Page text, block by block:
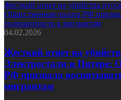
Жесткий ответ на убийства
Общественная палата РФ
толерантность к мигрантам
04.02.2026
Жесткий ответ на
Электростали и Питере:
РФ призвала
мигрантам